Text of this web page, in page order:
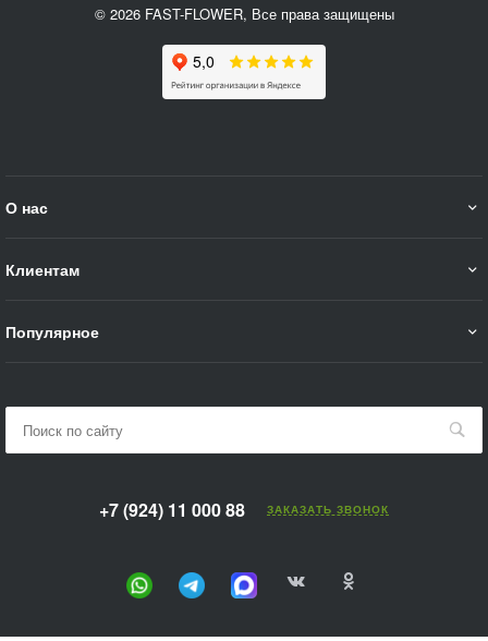
© 2026 FAST-FLOWER, Все права защищены
О нас
Клиентам
Популярное
+7 (924) 11 000 88 ЗАКАЗАТЬ ЗВОНОК